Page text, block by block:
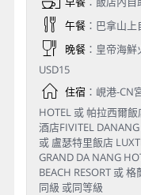
午餐：巴拿山上
晚餐：皇帝海鮮
USD15
住宿：峴港-CN
HOTEL 或 帕拉西爾飯
酒店FIVITEL
或 盧瑟特里飯店
GRAND DA NANG
BEACH RESORT 或
同級 或同等級